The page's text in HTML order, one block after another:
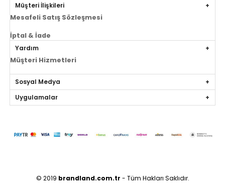
Müşteri İlişkileri
Mesafeli Satış Sözleşmesi
İptal & İade
Yardım
Müşteri Hizmetleri
Sosyal Medya
Uygulamalar
© 2019 brandland.com.tr - Tüm Hakları Saklıdır.